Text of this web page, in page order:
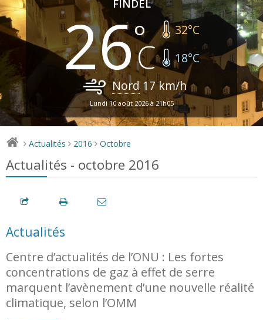
FINDEL
26 32°C
18°C
Nord 17km/h
Lundi 10 août 2026 à 21h05
> Actualités > 2016 > Octobre
Actualités - octobre 2016
Actualités
Centre d’actualités de l’ONU : Les fortes
concentrations de gaz à effet de serre
marquent l’avènement d’une nouvelle réalité
climatique, selon l’OMM